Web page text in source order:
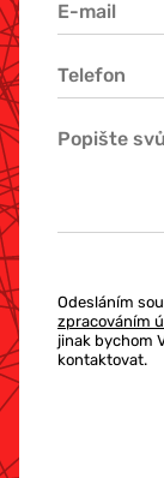
Odesláním
zpracováním
jinak bychom
kontaktovat.